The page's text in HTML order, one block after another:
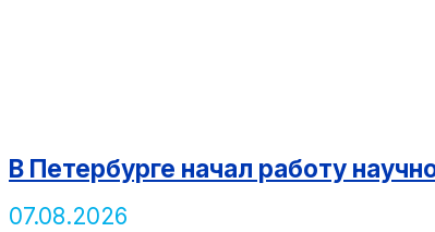
В Петербурге начал работу
07.08.2026